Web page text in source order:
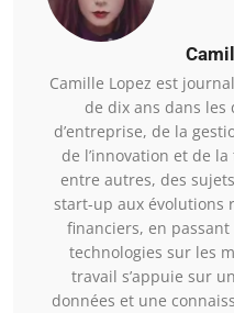
Camille Lopez est
de dix ans dans les
d’entreprise, de la
de l’innovation et de
entre autres, des
start-up aux évolutions
financiers, en passant
technologies sur les
travail s’appuie sur
données et une